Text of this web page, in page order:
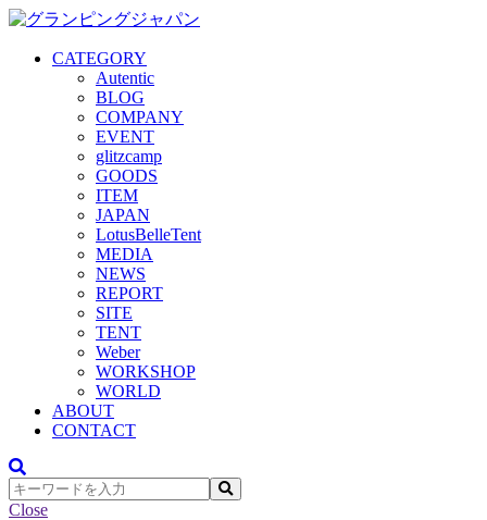
CATEGORY
Autentic
BLOG
COMPANY
EVENT
glitzcamp
GOODS
ITEM
JAPAN
LotusBelleTent
MEDIA
NEWS
REPORT
SITE
TENT
Weber
WORKSHOP
WORLD
ABOUT
CONTACT
Close